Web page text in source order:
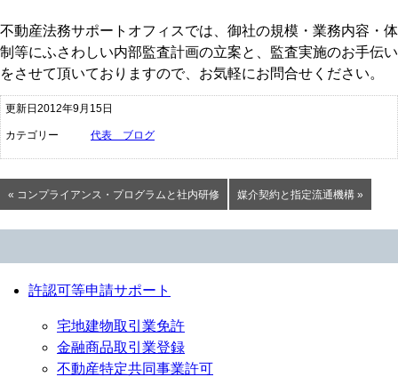
不動産法務サポートオフィスでは、御社の規模・業務内容・体
制等にふさわしい内部監査計画の立案と、監査実施のお手伝い
をさせて頂いておりますので、お気軽にお問合せください。
更新日2012年9月15日
カテゴリー 代表 ブログ
« コンプライアンス・プログラムと社内研修 媒介契約と指定流通機構 »
許認可等申請サポート
宅地建物取引業免許
金融商品取引業登録
不動産特定共同事業許可